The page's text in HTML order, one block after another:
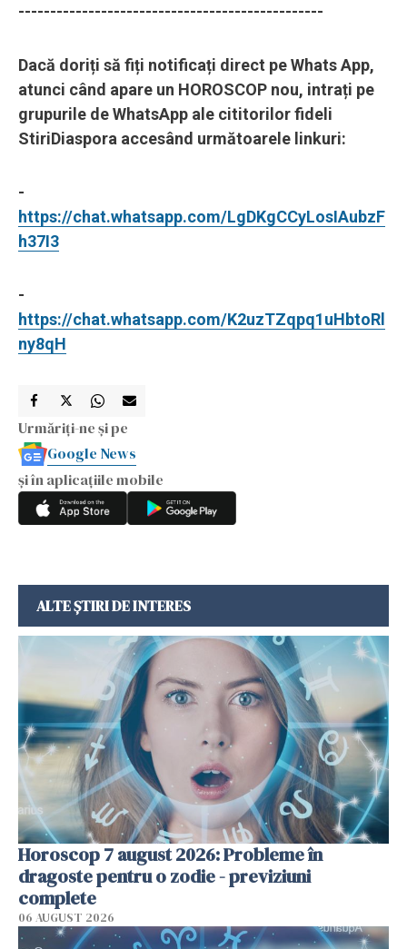
------------------------------------------------
Dacă doriți să fiți notificați direct pe Whats App,
atunci când apare un HOROSCOP nou, intrați pe
grupurile de WhatsApp ale cititorilor fideli
StiriDiaspora accesând următoarele linkuri:
-
https://chat.whatsapp.com/LgDKgCCyLosIAubzF
h37I3
-
https://chat.whatsapp.com/K2uzTZqpq1uHbtoRl
ny8qH
Urmăriți-ne și pe
Google News
și în aplicațiile mobile
ALTE ȘTIRI DE INTERES
Horoscop 7 august 2026: Probleme în
dragoste pentru o zodie - previziuni
complete
06 AUGUST 2026